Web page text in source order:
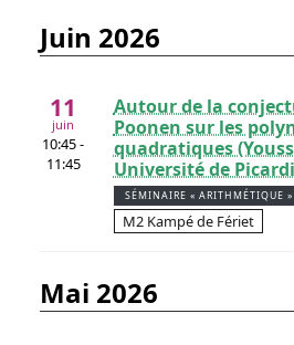
juin 2026
11
juin
10:45 -
11:45
Autour de la
Poonen sur les
quadratiques
Université de
SÉMINAIRE « ARITHMÉTIQUE »
M2 Kampé de Fériet
mai 2026